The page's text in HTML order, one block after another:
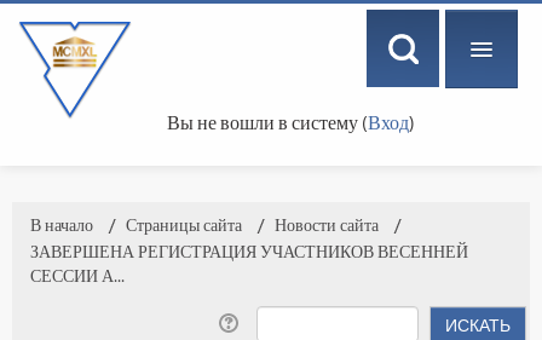
Вы не вошли в систему (Вход)
В начало → Страницы сайта → Новости сайта
→
ЗАВЕРШЕНА РЕГИСТРАЦИЯ УЧАСТНИКОВ ВЕСЕННЕЙ
СЕССИИ А...